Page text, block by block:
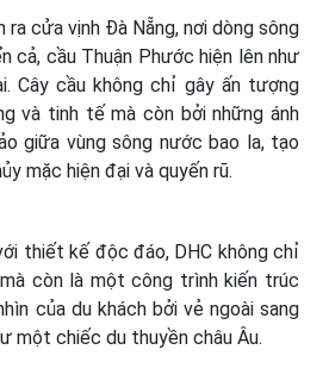
ra cửa vịnh Đà Nẵng, nơi dòng sông
cả, cầu Thuận Phước hiện lên như
Cây cầu không chỉ gây ấn tượng
và tinh tế mà còn bởi những ánh
giữa vùng sông nước bao la, tạo
mặc hiện đại và quyến rũ.
thiết kế độc đáo, DHC không chỉ
còn là một công trình kiến trúc
của du khách bởi vẻ ngoài sang
một chiếc du thuyền châu Âu.